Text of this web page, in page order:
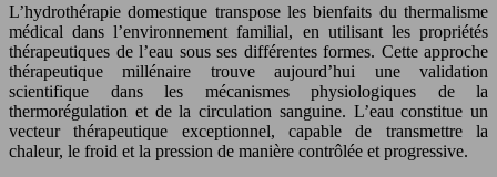
L’hydrothérapie domestique transpose les bienfaits du thermalisme
médical dans l’environnement familial, en utilisant les propriétés
thérapeutiques de l’eau sous ses différentes formes. Cette approche
thérapeutique millénaire trouve aujourd’hui une validation
scientifique dans les mécanismes physiologiques de la
thermorégulation et de la circulation sanguine. L’eau constitue un
vecteur thérapeutique exceptionnel, capable de transmettre la
chaleur, le froid et la pression de manière contrôlée et progressive.